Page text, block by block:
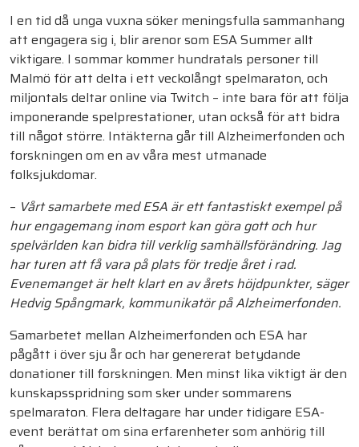
I en tid då unga vuxna söker meningsfulla sammanhang
att engagera sig i, blir arenor som ESA Summer allt
viktigare. I sommar kommer hundratals personer till
Malmö för att delta i ett veckolångt spelmaraton, och
miljontals deltar online via Twitch – inte bara för att följa
imponerande spelprestationer, utan också för att bidra
till något större. Intäkterna går till Alzheimerfonden och
forskningen om en av våra mest utmanade
folksjukdomar.
– Vårt samarbete med ESA är ett fantastiskt exempel på
hur engagemang inom esport kan göra gott och hur
spelvärlden kan bidra till verklig samhällsförändring. Jag
har turen att få vara på plats för tredje året i rad.
Evenemanget är helt klart en av årets höjdpunkter, säger
Hedvig Spångmark, kommunikatör på Alzheimerfonden.
Samarbetet mellan Alzheimerfonden och ESA har
pågått i över sju år och har genererat betydande
donationer till forskningen. Men minst lika viktigt är den
kunskapsspridning som sker under sommarens
spelmaraton. Flera deltagare har under tidigare ESA-
event berättat om sina erfarenheter som anhörig till